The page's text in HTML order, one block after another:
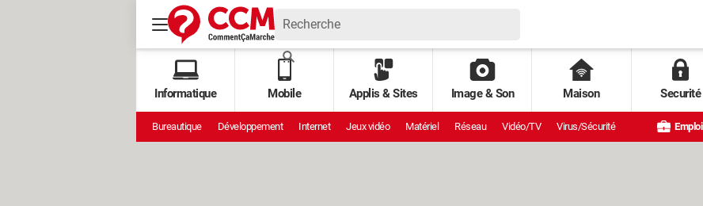
Informatique Mobile Applis & Sites Image & Son Maison Securité
Bureautique Développement Internet Jeux vidéo Matériel Réseau Vidéo/TV Virus/Sécurité Emploi